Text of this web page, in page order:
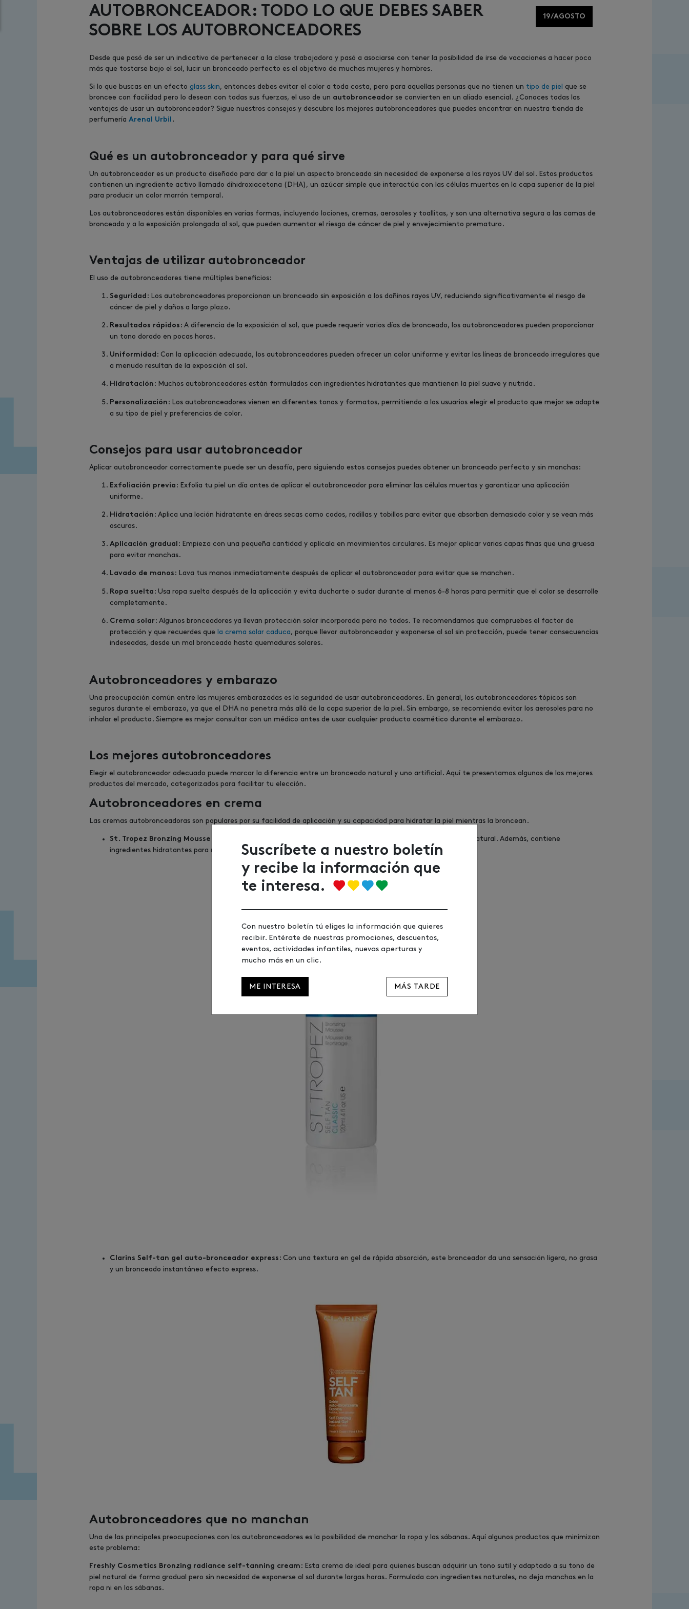
AUTOBRONCEADOR: TODO LO QUE DEBES SABER
SOBRE LOS AUTOBRONCEADORES
19/AGOSTO
Desde que pasó de ser un indicativo de pertenecer a la clase trabajadora y pasó a asociarse con tener la posibilidad de irse de vacaciones a hacer poco
más que tostarse bajo el sol, lucir un bronceado perfecto es el objetivo de muchas mujeres y hombres.
Si lo que buscas en un efecto glass skin, entonces debes evitar el color a toda costa, pero para aquellas personas que no tienen un tipo de piel
que se
broncee con facilidad pero lo desean con todas sus fuerzas, el uso de un autobronceador se convierten en un aliado esencial. ¿Conoces todas las
ventajas de usar un autobronceador? Sigue nuestros consejos y descubre los mejores autobronceadores que puedes encontrar en nuestra tienda de
perfumería Arenal Urbil .
Qué es un autobronceador y para qué sirve
Un autobronceador es un producto diseñado para dar a la piel un aspecto bronceado sin necesidad de exponerse a los rayos UV del sol. Estos productos
contienen un ingrediente activo llamado dihidroxiacetona (DHA), un azúcar simple que interactúa con las células muertas en la capa superior de la piel
para producir un color marrón temporal.
Los autobronceadores están disponibles en varias formas, incluyendo lociones, cremas, aerosoles y toallitas, y son una alternativa segura a las camas de
bronceado y a la exposición prolongada al sol, que pueden aumentar el riesgo de cáncer de piel y envejecimiento prematuro.
Ventajas de utilizar autobronceador
El uso de autobronceadores tiene múltiples beneficios:
Seguridad : Los autobronceadores proporcionan un bronceado sin exposición a los dañinos rayos UV, reduciendo significativamente el riesgo de
cáncer de piel y daños a largo plazo.
Resultados rápidos : A diferencia de la exposición al sol, que puede requerir varios días de bronceado, los autobronceadores pueden proporcionar
un tono dorado en pocas horas.
Uniformidad : Con la aplicación adecuada, los autobronceadores pueden ofrecer un color uniforme y evitar las líneas de bronceado irregulares que
a menudo resultan de la exposición al sol.
Hidratación : Muchos autobronceadores están formulados con ingredientes hidratantes que mantienen la piel suave y nutrida.
Personalización : Los autobronceadores vienen en diferentes tonos y formatos, permitiendo a los usuarios elegir el producto que mejor se adapte
a su tipo de piel y preferencias de color.
Consejos para usar autobronceador
Aplicar autobronceador correctamente puede ser un desafío, pero siguiendo estos consejos puedes obtener un bronceado perfecto y sin manchas:
Exfoliación previa : Exfolia tu piel un día antes de aplicar el autobronceador para eliminar las células muertas y garantizar una aplicación
uniforme.
Hidratación : Aplica una loción hidratante en áreas secas como codos, rodillas y tobillos para evitar que absorban demasiado color y se vean más
oscuras.
Aplicación gradual : Empieza con una pequeña cantidad y aplícala en movimientos circulares. Es mejor aplicar varias capas finas que una gruesa
para evitar manchas.
Lavado de manos : Lava tus manos inmediatamente después de aplicar el autobronceador para evitar que se manchen.
Ropa suelta : Usa ropa suelta después de la aplicación y evita ducharte o sudar durante al menos 6-8 horas para permitir que el color se desarrolle
completamente.
Crema solar: Algunos bronceadores ya llevan protección solar incorporada pero no todos. Te recomendamos que compruebes el factor de
protección y que recuerdes que
la crema solar caduca, porque llevar autobronceador y exponerse al sol sin protección, puede tener consecuencias
indeseadas, desde un mal bronceado hasta quemaduras solares.
Autobronceadores y embarazo
Una preocupación común entre las mujeres embarazadas es la seguridad de usar autobronceadores. En general, los autobronceadores tópicos son
seguros durante el embarazo, ya que el DHA no penetra más allá de la capa superior de la piel. Sin embargo, se recomienda evitar los aerosoles para no
inhalar el producto. Siempre es mejor consultar con un médico antes de usar cualquier producto cosmético durante el embarazo.
Los mejores autobronceadores
Elegir el autobronceador adecuado puede marcar la diferencia entre un bronceado natural y uno artificial. Aquí te presentamos algunos de los mejores
productos del mercado, categorizados para facilitar tu elección.
Autobronceadores en crema
Las cremas autobronceadoras son populares por su facilidad de aplicación y su capacidad para hidratar la piel mientras la broncean.
St. Tropez Bronzing Mousse : Esta mousse ligera es fácil de aplicar y proporciona un bronceado duradero y natural. Además, contiene
ingredientes hidratantes para mantener la piel suave.
Clarins Self-tan gel auto-bronceador express : Con una textura en gel de rápida absorción, este bronceador da una sensación ligera, no grasa
y un bronceado instantáneo efecto express.
Autobronceadores que no manchan
Una de las principales preocupaciones con los autobronceadores es la posibilidad de manchar la ropa y las sábanas. Aquí algunos productos que minimizan
este problema:
Freshly Cosmetics Bronzing radiance self-tanning cream : Esta crema de ideal para quienes buscan adquirir un tono sutil y adaptado a su tono de
piel natural de forma gradual pero sin necesidad de exponerse al sol durante largas horas. Formulada con ingredientes naturales, no deja manchas en la
ropa ni en las sábanas.
Suscríbete a nuestro boletín
y recibe la información que
te interesa.
Con nuestro boletín tú eliges la información que quieres
recibir. Entérate de nuestras promociones, descuentos,
eventos, actividades infantiles, nuevas aperturas y
mucho más en un clic.
ME INTERESA MÁS TARDE